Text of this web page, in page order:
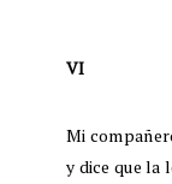
VI
Mi
y dice que la